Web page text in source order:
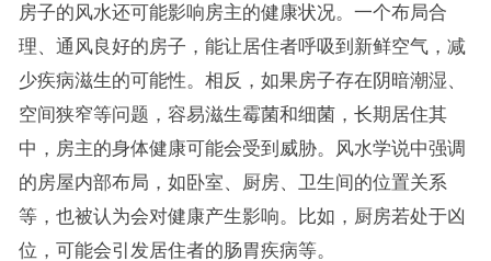
房子的风水还可能影响房主的健康状况。一个布局合
理、通风良好的房子，能让居住者呼吸到新鲜空气，减
少疾病滋生的可能性。相反，如果房子存在阴暗潮湿、
空间狭窄等问题，容易滋生霉菌和细菌，长期居住其
中，房主的身体健康可能会受到威胁。风水学说中强调
的房屋内部布局，如卧室、厨房、卫生间的位置关系
等，也被认为会对健康产生影响。比如，厨房若处于凶
位，可能会引发居住者的肠胃疾病等。